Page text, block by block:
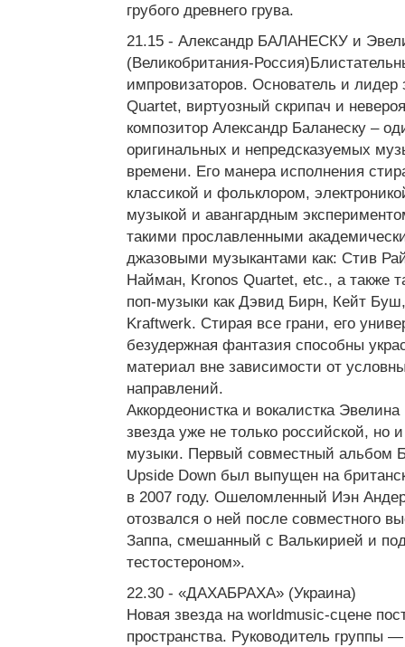
грубого древнего грува.
21.15 - Александр БАЛАНЕСКУ и
(Великобритания-
импровизаторов. Основатель и лидер
Quartet, виртуозный скрипач и
композитор Александр Баланеску –
оригинальных и непредсказуемых
времени. Его манера исполнения
классикой и фольклором,
музыкой и авангардным
такими прославленными
джазовыми музыкантами как: Стив
Найман, Kronos Quartet, etc., а также
поп-музыки как Дэвид Бирн, Кейт
Kraftwerk. Стирая все грани, его
безудержная фантазия способны
материал вне зависимости от
направлений.
Аккордеонистка и вокалистка
звезда уже не только российской, но
музыки. Первый совместный альбом
Upside Down был выпущен на
в 2007 году. Ошеломленный Иэн
отозвался о ней после совместного
Заппа, смешанный с Валькирией и
тестостероном».
22.30 - «ДАХАБРАХА» (Украина)
Новая звезда на worldmusic-сцене
пространства. Руководитель группы